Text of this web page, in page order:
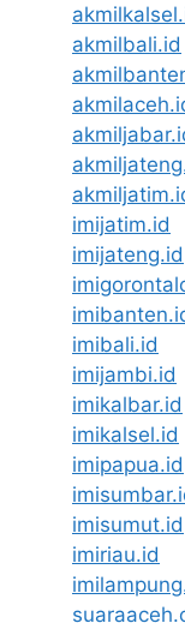
akmilbali.id
imijatim.id
imijateng.id
imibali.id
imijambi.id
imikalbar.id
imikalsel.id
imipapua.id
imisumut.id
imiriau.id